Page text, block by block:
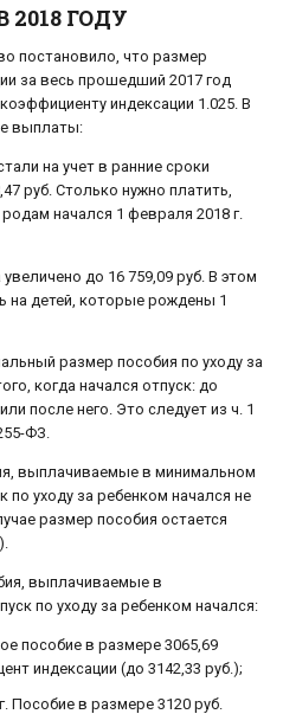
ГОДУ
постановило, что размер
за весь прошедший 2017 год
индексации 1.025. В
выплаты:
на учет в ранние сроки
руб. Столько нужно платить,
начался 1 февраля 2018 г.
до 16 759,09 руб. В этом
на детей, которые рождены 1
размер пособия по уходу за
когда начался отпуск: до
после него. Это следует из ч. 1
ФЗ.
выплачиваемые в минимальном
по уходу за ребенком начался не
размер пособия остается
выплачиваемые в
по уходу за ребенком начался:
пособие в размере 3065,69
индексации (до 3142,33 руб.);
Пособие в размере 3120 руб.